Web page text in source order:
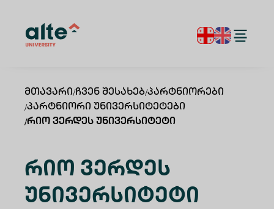
Მთავარი/Ჩვენ Შესახებ/Პარტნიორები
/Პარტნიორი Უნივერსიტეტები
/Რიო Ვერდეს Უნივერსიტეტი
Რიო Ვერდეს
Უნივერსიტეტი